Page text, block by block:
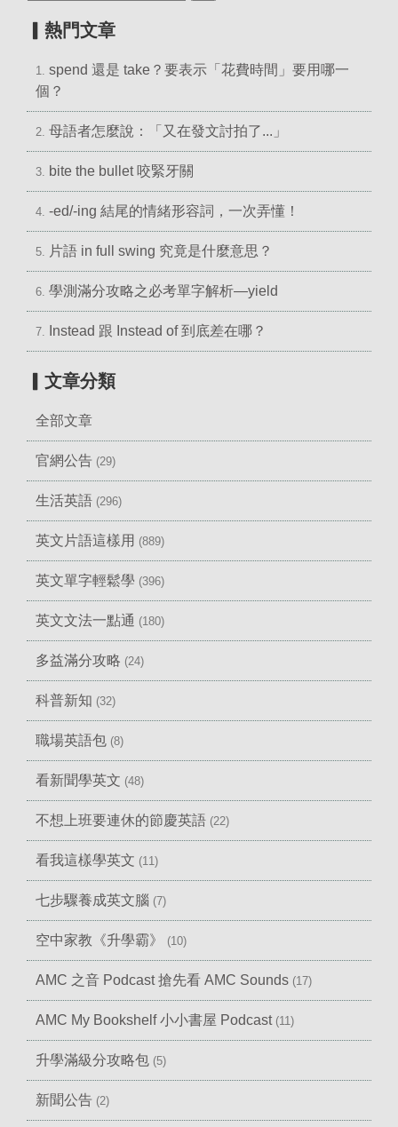
▎熱門文章
1. spend 還是 take？要表示「花費時間」要用哪一
個？
2. 母語者怎麼說：「又在發文討拍了...」
3. bite the bullet 咬緊牙關
4. -ed/-ing 結尾的情緒形容詞，一次弄懂！
5. 片語 in full swing 究竟是什麼意思？
6. 學測滿分攻略之必考單字解析—yield
7. Instead 跟 Instead of 到底差在哪？
▎文章分類
全部文章
官網公告 (29)
生活英語 (296)
英文片語這樣用 (889)
英文單字輕鬆學 (396)
英文文法一點通 (180)
多益滿分攻略 (24)
科普新知 (32)
職場英語包 (8)
看新聞學英文 (48)
不想上班要連休的節慶英語 (22)
看我這樣學英文 (11)
七步驟養成英文腦 (7)
空中家教《升學霸》 (10)
AMC 之音 Podcast 搶先看 AMC Sounds (17)
AMC My Bookshelf 小小書屋 Podcast (11)
升學滿級分攻略包 (5)
新聞公告 (2)